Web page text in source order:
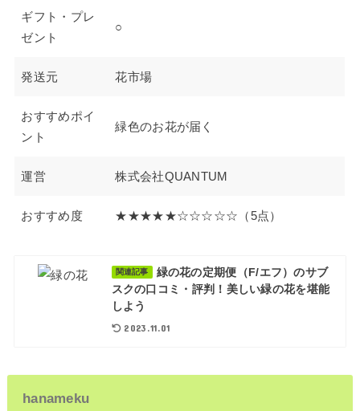
ギフト・プレ
ゼント
○
発送元 花市場
おすすめポイ
ント
緑色のお花が届く
運営 株式会社QUANTUM
おすすめ度 ★★★★★☆☆☆☆☆（5点）
関連記事
緑の花の定期便（F/エフ）のサブ
スクの口コミ・評判！美しい緑の花を堪能
しよう
2023.11.01
hanameku